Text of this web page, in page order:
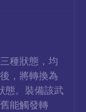
種狀態，均
，將轉換為
態。裝備該武
能觸發轉